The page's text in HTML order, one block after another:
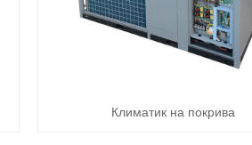
Климатик на покрива